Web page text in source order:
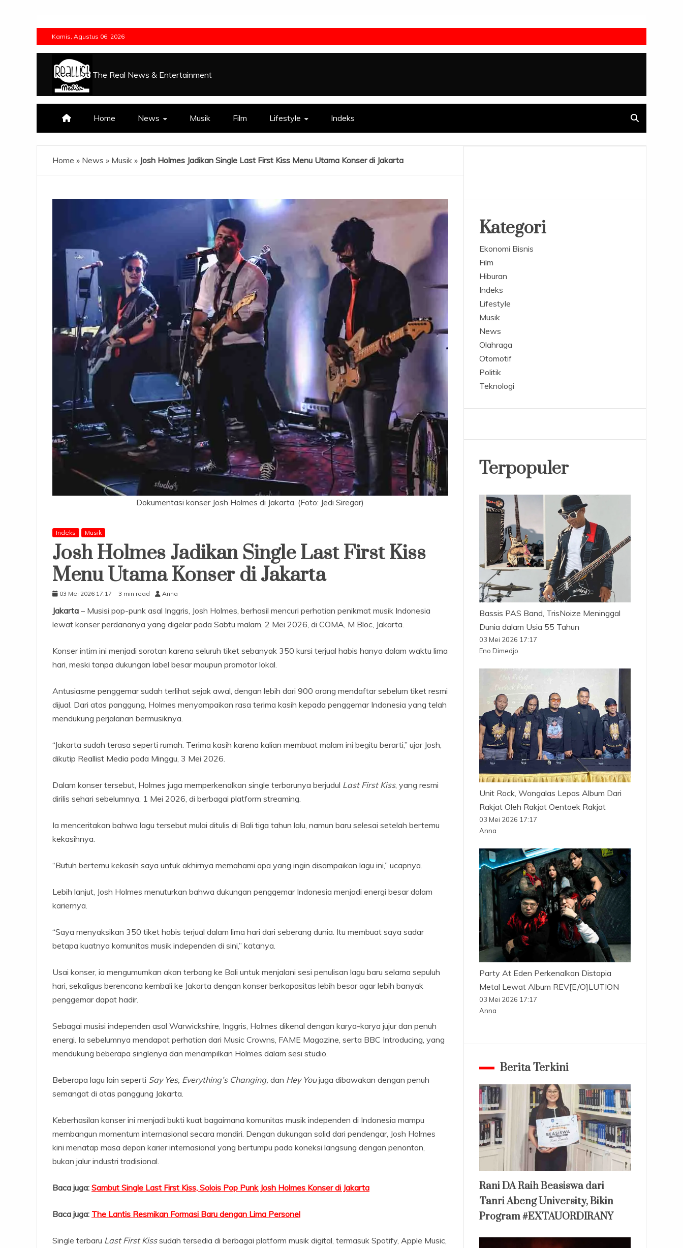
Kamis, Agustus 06, 2026
The Real News & Entertainment
Home News Musik Film Lifestyle Indeks
Home » News » Musik » Josh Holmes Jadikan Single Last First Kiss Menu Utama Konser di Jakarta
Dokumentasi konser Josh Holmes di Jakarta. (Foto: Jedi Siregar)
Indeks Musik
Josh Holmes Jadikan Single Last First Kiss
Menu Utama Konser di Jakarta
03 Mei 2026 17:17 3 min read Anna
Jakarta – Musisi pop-punk asal Inggris, Josh Holmes, berhasil mencuri perhatian penikmat musik Indonesia
lewat konser perdananya yang digelar pada Sabtu malam, 2 Mei 2026, di COMA, M Bloc, Jakarta.
Konser intim ini menjadi sorotan karena seluruh tiket sebanyak 350 kursi terjual habis hanya dalam waktu lima
hari, meski tanpa dukungan label besar maupun promotor lokal.
Antusiasme penggemar sudah terlihat sejak awal, dengan lebih dari 900 orang mendaftar sebelum tiket resmi
dijual. Dari atas panggung, Holmes menyampaikan rasa terima kasih kepada penggemar Indonesia yang telah
mendukung perjalanan bermusiknya.
“Jakarta sudah terasa seperti rumah. Terima kasih karena kalian membuat malam ini begitu berarti,” ujar Josh,
dikutip Reallist Media pada Minggu, 3 Mei 2026.
Dalam konser tersebut, Holmes juga memperkenalkan single terbarunya berjudul Last First Kiss, yang resmi
dirilis sehari sebelumnya, 1 Mei 2026, di berbagai platform streaming.
Ia menceritakan bahwa lagu tersebut mulai ditulis di Bali tiga tahun lalu, namun baru selesai setelah bertemu
kekasihnya.
“Butuh bertemu kekasih saya untuk akhirnya memahami apa yang ingin disampaikan lagu ini,” ucapnya.
Lebih lanjut, Josh Holmes menuturkan bahwa dukungan penggemar Indonesia menjadi energi besar dalam
kariernya.
“Saya menyaksikan 350 tiket habis terjual dalam lima hari dari seberang dunia. Itu membuat saya sadar
betapa kuatnya komunitas musik independen di sini,” katanya.
Usai konser, ia mengumumkan akan terbang ke Bali untuk menjalani sesi penulisan lagu baru selama sepuluh
hari, sekaligus berencana kembali ke Jakarta dengan konser berkapasitas lebih besar agar lebih banyak
penggemar dapat hadir.
Sebagai musisi independen asal Warwickshire, Inggris, Holmes dikenal dengan karya-karya jujur dan penuh
energi. Ia sebelumnya mendapat perhatian dari Music Crowns, FAME Magazine, serta BBC Introducing, yang
mendukung beberapa singlenya dan menampilkan Holmes dalam sesi studio.
Beberapa lagu lain seperti Say Yes, Everything’s Changing, dan Hey Youjuga dibawakan dengan penuh
semangat di atas panggung Jakarta.
Keberhasilan konser ini menjadi bukti kuat bagaimana komunitas musik independen di Indonesia mampu
membangun momentum internasional secara mandiri. Dengan dukungan solid dari pendengar, Josh Holmes
kini menatap masa depan karier internasional yang bertumpu pada koneksi langsung dengan penonton,
bukan jalur industri tradisional.
Baca juga: Sambut Single Last First Kiss, Solois Pop Punk Josh Holmes Konser di Jakarta
Baca juga: The Lantis Resmikan Formasi Baru dengan Lima Personel
Single terbaru Last First Kisssudah tersedia di berbagai platform musik digital, termasuk Spotify, Apple Music,
Kategori
Ekonomi Bisnis
Film
Hiburan
Indeks
Lifestyle
Musik
News
Olahraga
Otomotif
Politik
Teknologi
Terpopuler
Bassis PAS Band, TrisNoize Meninggal
Dunia dalam Usia 55 Tahun
03 Mei 2026 17:17
Eno Dimedjo
Unit Rock, Wongalas Lepas Album Dari
Rakjat Oleh Rakjat Oentoek Rakjat
03 Mei 2026 17:17
Anna
Party At Eden Perkenalkan Distopia
Metal Lewat Album REV[E/O]LUTION
03 Mei 2026 17:17
Anna
Berita Terkini
Rani DA Raih Beasiswa dari
Tanri Abeng University, Bikin
Program #EXTAUORDIRANY